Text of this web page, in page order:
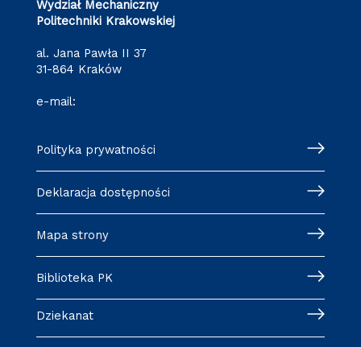
Wydział Mechaniczny
Politechniki Krakowskiej
al. Jana Pawła II 37
31-864 Kraków
e-mail:
Polityka prywatności
Deklaracja dostępności
Mapa strony
Biblioteka PK
Dziekanat